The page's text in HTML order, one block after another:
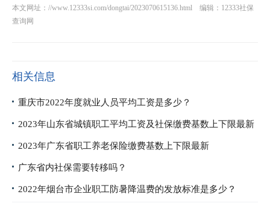
本文网址： //www.12333si.com/dongtai/2023070615136.html 编辑：12333社保
查询网
相关信息
重庆市2022年度就业人员平均工资是多少？
2023年山东省城镇职工平均工资及社保缴费基数上下限最新
2023年广东省职工养老保险缴费基数上下限最新
广东省内社保需要转移吗？
2022年烟台市企业职工防暑降温费的发放标准是多少？